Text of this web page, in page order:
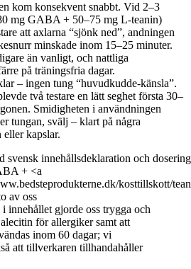
kom konsekvent snabbt. Vid 2–3
mg GABA + 50–75 mg L-teanin)
att axlarna “sjönk ned”, andningen
minskade inom 15–25 minuter.
än vanligt, och nattliga
på träningsfria dagar.
– ingen tung “huvudkudde-känsla”.
två testare en lätt seghet första 30–
Smidigheten i användningen
tungan, svälj – klart på några
eller kapslar.
i innehållet gjorde oss trygga och
för allergiker samt att
inom 60 dagar; vi
att tillverkaren tillhandahåller